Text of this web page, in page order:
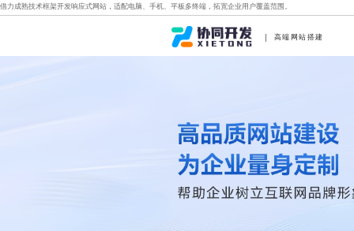
借力成熟技术框架开发响应式网站，适配电脑、手机、平板多终端，拓宽企业用户覆盖范围。
高端网站搭建